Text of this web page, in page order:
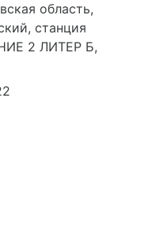
область,
станция
2 ЛИТЕР Б,